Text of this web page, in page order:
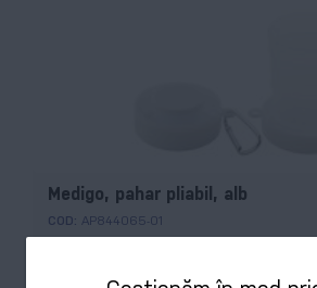
Medigo, pahar pliabil, alb
COD: AP844065-01